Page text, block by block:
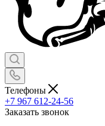
Телефоны
+7 967 612-24-56
Заказать звонок